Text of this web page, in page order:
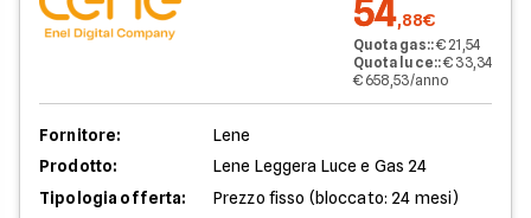
54,88€
Quota gas::€ 21,54
Quota luce::€ 33,34
€ 658,53/anno
Fornitore:
Lene
Prodotto:
Lene Leggera Luce e Gas 24
Tipologia offerta:
Prezzo fisso (bloccato: 24 mesi)